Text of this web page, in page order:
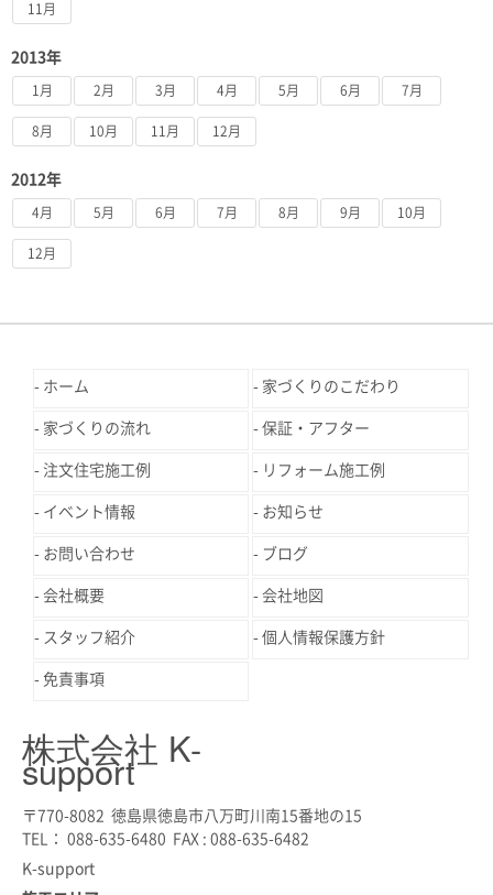
11月
2013年
1月 2月 3月 4月 5月 6月 7月
8月 10月 11月 12月
2012年
4月 5月 6月 7月 8月 9月 10月
12月
ホーム 家づくりのこだわり
家づくりの流れ 保証・アフター
注文住宅施工例 リフォーム施工例
イベント情報 お知らせ
お問い合わせ ブログ
会社概要 会社地図
スタッフ紹介 個人情報保護方針
免責事項
株式会社 K-
support
〒770-8082 徳島県徳島市八万町川南15番地の15
TEL： 088-635-6480 FAX : 088-635-6482
K-support